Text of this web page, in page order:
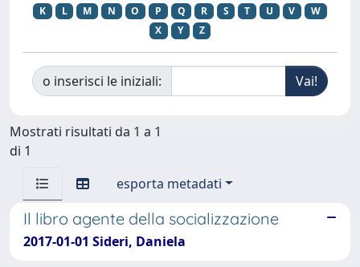
K
L M N O P Q R S T U V
W
X
Y Z
o inserisci le iniziali:
Mostrati risultati da 1 a 1
di 1
esporta metadati
Il libro agente della socializzazione
2017-01-01 Sideri, Daniela